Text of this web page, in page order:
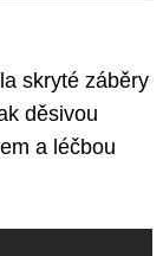
skryté záběry
děsivou
a léčbou